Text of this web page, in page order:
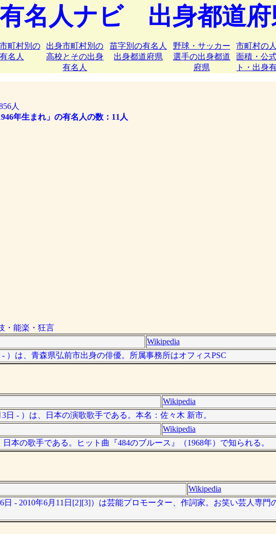
有名人ナビ 出身都道府
町村別の
有名人
出身市町村別の
高校とその出身
有名人
苗字別の有名人
出身都道府県
野球・サッカー
選手の出身都道
府県
市町村の
面積・公
ト・出身
人
年生まれ」の有名人の数：11人
・能楽・狂言
Wikipedia
）は、青森県弘前市出身の俳優。所属事務所はオフィスPSC
Wikipedia
- ）は、日本の演歌歌手である。本名：佐々木 新市。
Wikipedia
本の歌手である。ヒット曲『484のブルース』（1968年）で知られる。
Wikipedia
日 - 2010年6月11日[2][3]）は芸能プロモーター、作詞家。お笑い芸人専門